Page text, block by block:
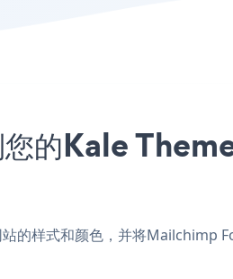
的Kale
样式和颜色，并将Mailchimp